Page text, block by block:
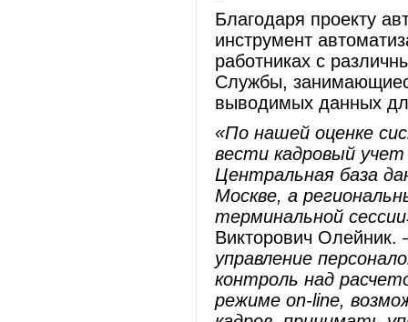
Благодаря проекту
инструмент
работниках с
Службы,
выводимых данных
«По нашей оценке
вести кадровый
Центральная база
Москве, а
терминальной
Викторович Олейник.
управление
контроль над
режиме on-line,